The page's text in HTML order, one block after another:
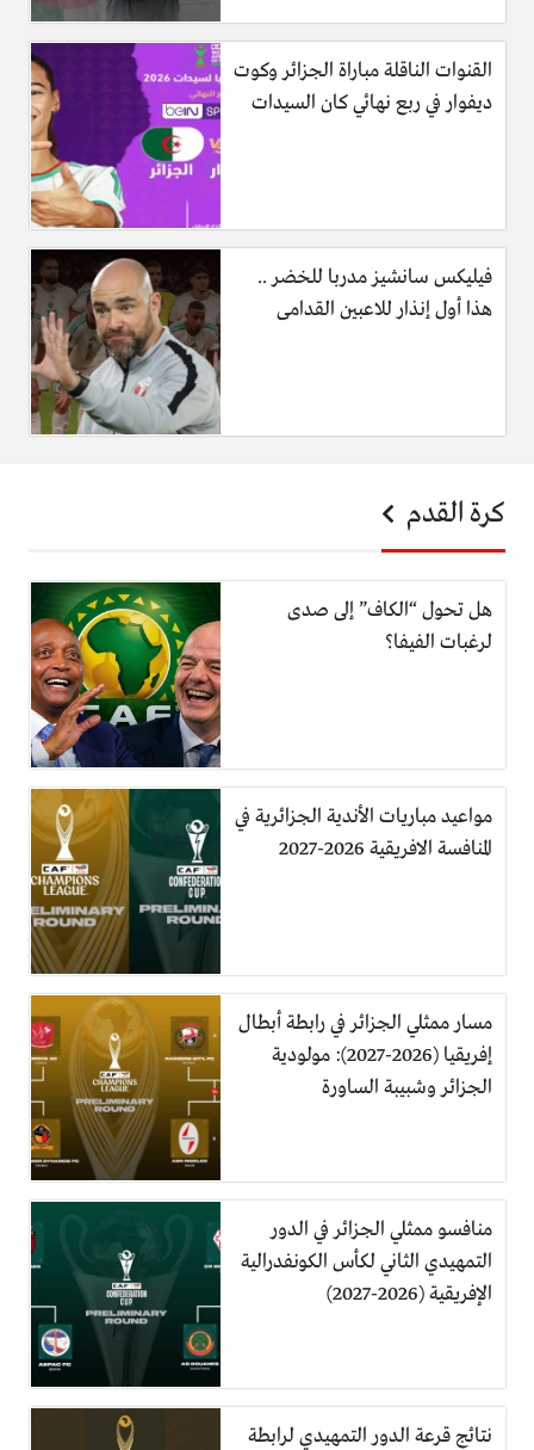
القنوات الناقلة مباراة الجزائر وكوت
ديفوار في ربع نهائي كان السيدات
فيليكس سانشيز مدربا للخضر ..
هذا أول إنذار للاعبين القدامى
كرة القدم
هل تحول “الكاف” إلى صدى
لرغبات الفيفا؟
مواعيد مباريات الأندية الجزائرية في
المنافسة الافريقية 2026-2027
مسار ممثلي الجزائر في رابطة أبطال
إفريقيا (2026-2027): مولودية
الجزائر وشبيبة الساورة
منافسو ممثلي الجزائر في الدور
التمهيدي الثاني لكأس الكونفدرالية
الإفريقية (2026-2027)
نتائج قرعة الدور التمهيدي لرابطة